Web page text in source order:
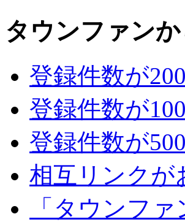
タウンファン
登録件数が
登録件数が
登録件数が
相互リンクが
「タウンフ